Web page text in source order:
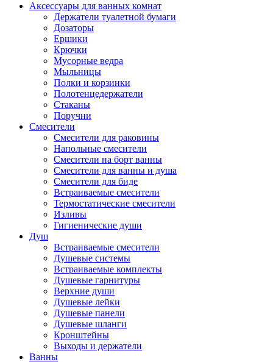
Аксессуары для ванных комнат
Держатели туалетной бумаги
Дозаторы
Ершики
Крючки
Мусорные ведра
Мыльницы
Полки и корзинки
Полотенцедержатели
Стаканы
Поручни
Смесители
Смесители для раковины
Напольные смесители
Смесители на борт ванны
Смесители для ванны и душа
Смесители для биде
Встраиваемые смесители
Термостатические смесители
Изливы
Гигиенические души
Душ
Встраиваемые смесители
Душевые системы
Встраиваемые комплекты
Душевые гарнитуры
Верхние души
Душевые лейки
Душевые панели
Душевые шланги
Кронштейны
Выходы и держатели
Ванны